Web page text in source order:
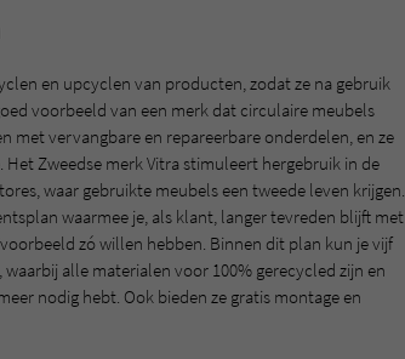
en upcyclen van producten, zodat ze na gebruik
voorbeeld van een merk dat circulaire meubels
vervangbare en repareerbare onderdelen, en ze
Zweedse merk Vitra stimuleert hergebruik in de
waar gebruikte meubels een tweede leven krijgen.
waarmee je, als klant, langer tevreden blijft met
zó willen hebben. Binnen dit plan kun je vijf
alle materialen voor 100% gerecycled zijn en
nodig hebt. Ook bieden ze gratis montage en